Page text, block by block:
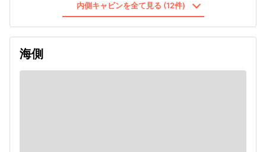
内側キャビンを全て見る (12件)
海側